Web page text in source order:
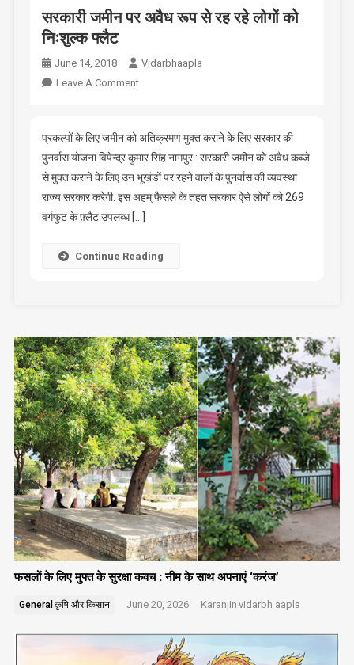
सरकारी जमीन पर अवैध रूप से रह रहे लोगों को
निःशुल्क फ्लैट
June 14, 2018
Vidarbhaapla
Leave A CommentOn
पर
अवैध
रूप
रह
प्रकल्पों के लिए जमीन को अतिक्रमण मुक्त कराने के लिए सरकार की
पुनर्वास योजना विपेन्द्र कुमार सिंह नागपुर : सरकारी जमीन को अवैध कब्जे
से मुक्त कराने के लिए उन भूखंडों पर रहने वालों के पुनर्वास की व्यवस्था
राज्य सरकार करेगी. इस अहम् फैसले के तहत सरकार ऐसे लोगों को 269
वर्गफुट के फ़्लैट उपलब्ध […]
Continue Reading
फसलों के लिए मुफ्त के सुरक्षा कवच : नीम के साथ अपनाएं ‘करंज’
General कृषि और किसान June 20, 2026 Karanjin vidarbh aapla